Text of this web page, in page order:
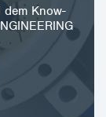
Know-